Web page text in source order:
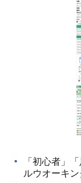
「初心者」
ルウオーキ